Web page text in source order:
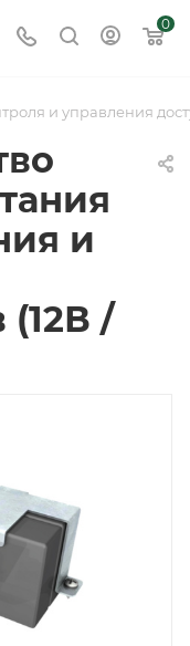
0
и управления
и
(12В /